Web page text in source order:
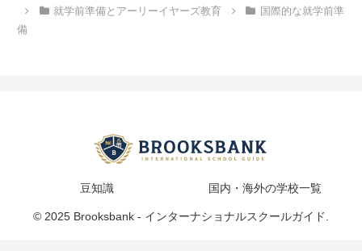
就学前準備とアーリーイヤーズ教育
国際的な就学前準
備
豆知識 国内・海外の学校一覧
© 2025 Brooksbank - インターナショナルスクールガイド.